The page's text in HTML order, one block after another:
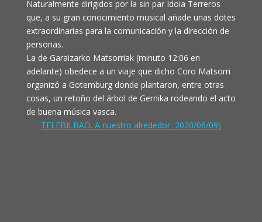
Naturalmente dirigidos por la sin par Idoia Terreros
que, a su gran conocimiento musical añade unas dotes
extraordinarias para la comunicación y la dirección de
personas.
La de Garaizarko Matsorriak (minuto 12:06 en
adelante) obedece a un viaje que dicho Coro Matsorri
organizó a Gotemburg donde plantaron, entre otras
cosas, un retoño del árbol de Gernika rodeando el acto
de buena música vasca.
TELEBILBAO. A nuestro alrededor 2020/06/09)